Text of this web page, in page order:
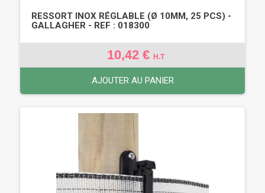
RESSORT INOX RÉGLABLE (Ø 10MM, 25 PCS) -
GALLAGHER - REF : 018300
10,42 € H.T
AJOUTER AU PANIER